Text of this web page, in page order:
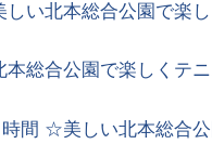
い北本総合公園で楽
総合公園で楽しくテ
時間 ☆美しい北本総合